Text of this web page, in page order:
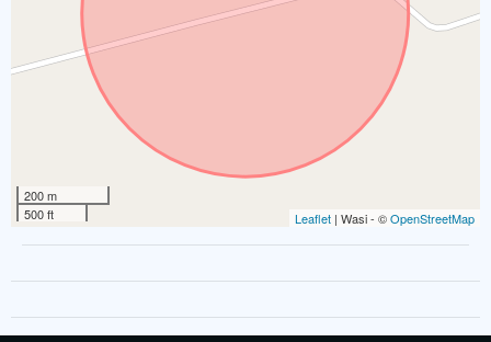
200 m
500 ft
Leaflet | Wasi - ©OpenStreetMap